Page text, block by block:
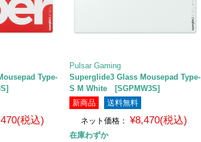
Type-
税込)
Pulsar Gaming
Superglide3 Glass Mousepad Type-
S M White [SGPMW3S]
新商品
送料無料
ネット価格： ¥8,470(税込)
在庫わずか